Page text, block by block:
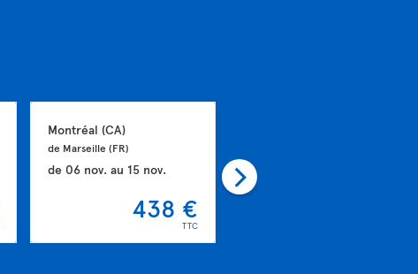
Montréal (CA)
de Marseille (FR)
de 06 nov.au 15 nov.
438 €
TTC
de